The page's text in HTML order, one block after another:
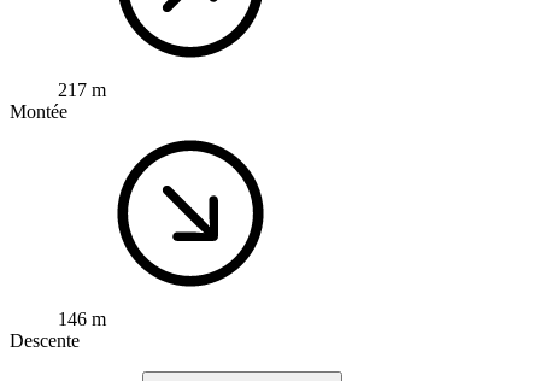
217 m
Montée
146 m
Descente